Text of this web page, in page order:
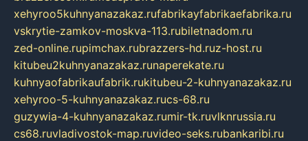
xehyroo5kuhnyanazakaz.rufabrikayfabrikaefabrika.ru
vskrytie-zamkov-moskva-113.rubiletnadom.ru
zed-online.rupimchax.rubrazzers-hd.ruz-host.ru
kitubeu2kuhnyanazakaz.runaperekate.ru
kuhnyaofabrikaufabrik.rukitubeu-2-kuhnyanazakaz.ru
xehyroo-5-kuhnyanazakaz.rucs-68.ru
guzywia-4-kuhnyanazakaz.rumir-tk.ruvlknrussia.ru
cs68.ruvladivostok-map.ruvideo-seks.rubankaribi.ru